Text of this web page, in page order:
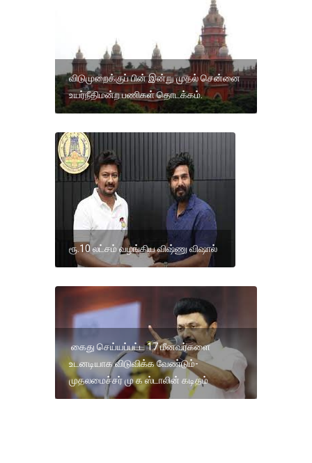
விடுமுறைக்குப் பின் இன்று முதல் சென்னை
உயர்நீதிமன்ற பணிகள் தொடக்கம்.
ரூ.10 லட்சம் வழங்கிய விஷ்ணு விஷால்
கைது செய்யப்பட்ட 17 மீனவர்களை
உடனடியாக விடுவிக்க வேண்டும்-
முதலமைச்சர் மு க ஸ்டாலின் கடிதம்